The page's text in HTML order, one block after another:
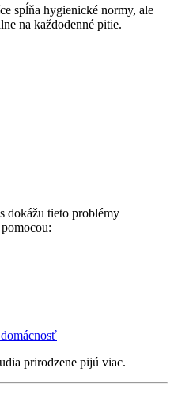
spĺňa hygienické normy, ale
na každodenné pitie.
dokážu tieto problémy
prirodzene pijú viac.